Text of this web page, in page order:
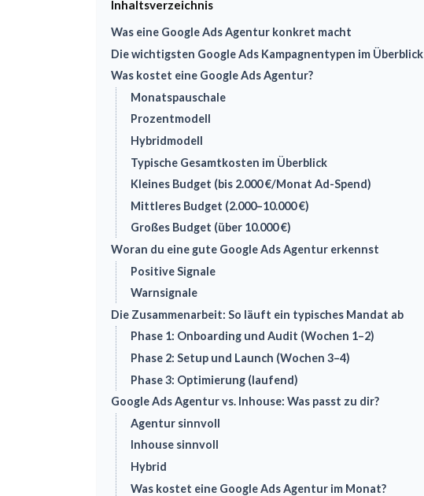
Inhaltsverzeichnis
Was eine Google Ads Agentur konkret macht
Die wichtigsten Google Ads Kampagnentypen im Überblick
Was kostet eine Google Ads Agentur?
Monatspauschale
Prozentmodell
Hybridmodell
Typische Gesamtkosten im Überblick
Kleines Budget (bis 2.000 €/Monat Ad-Spend)
Mittleres Budget (2.000–10.000 €)
Großes Budget (über 10.000 €)
Woran du eine gute Google Ads Agentur erkennst
Positive Signale
Warnsignale
Die Zusammenarbeit: So läuft ein typisches Mandat ab
Phase 1: Onboarding und Audit (Wochen 1–2)
Phase 2: Setup und Launch (Wochen 3–4)
Phase 3: Optimierung (laufend)
Google Ads Agentur vs. Inhouse: Was passt zu dir?
Agentur sinnvoll
Inhouse sinnvoll
Hybrid
Was kostet eine Google Ads Agentur im Monat?